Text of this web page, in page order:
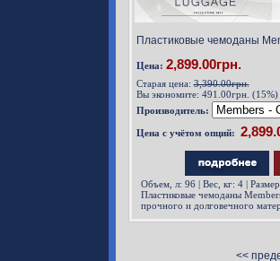
Пластиковые чемоданы
Цена: 2,899.00грн.
Старая цена:3,390.00грн.
Вы экономите: 491.00грн. (15%)
Производитель:
Цена с учётом опций:
Объем, л: 96 | Вес, кг: 4 |
Пластиковые чемоданы
прочного и долговечного
<<